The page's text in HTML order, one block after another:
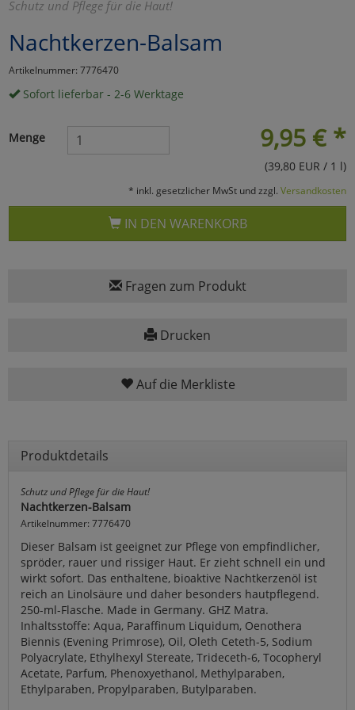
Schutz und Pflege für die Haut!
Nachtkerzen-Balsam
Artikelnummer: 7776470
Sofort lieferbar - 2-6 Werktage
9,95 € *
Menge
(39,80 EUR / 1 l)
* inkl. gesetzlicher MwSt und zzgl. Versandkosten
IN DEN WARENKORB
Fragen zum Produkt
Drucken
Auf die Merkliste
Produktdetails
Schutz und Pflege für die Haut!
Nachtkerzen-Balsam
Artikelnummer: 7776470
Dieser Balsam ist geeignet zur Pflege von empfindlicher,
spröder, rauer und rissiger Haut. Er zieht schnell ein und
wirkt sofort. Das enthaltene, bioaktive Nachtkerzenöl ist
reich an Linolsäure und daher besonders hautpflegend.
250-ml-Flasche. Made in Germany. GHZ Matra.
Inhaltsstoffe: Aqua, Paraffinum Liquidum, Oenothera
Biennis (Evening Primrose), Oil, Oleth Ceteth-5, Sodium
Polyacrylate, Ethylhexyl Stereate, Trideceth-6, Tocopheryl
Acetate, Parfum, Phenoxyethanol, Methylparaben,
Ethylparaben, Propylparaben, Butylparaben.
Umfragetools
Cookies
zurückzu Haupptseite